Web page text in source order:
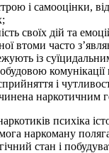
і самооцінки,
своїх дій та
втоми часто
із
комунікації
і
наркотичним
психіка
наркоману
стан і